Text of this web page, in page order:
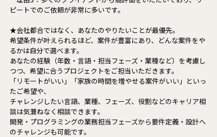
ピートでのご依頼が非常に多いです。
★会社都合ではなく、あなたのやりたいことが最優先。
希望条件が叶えられるほど、案件が豊富にあり、どんな案件をや
るかは自分で選べます。
あなたの経験（年数・言語・担当フェーズ・業種など）を考慮し
つつ、希望に合うプロジェクトをご担当いただきます。
「リモートがいい」「家族の時間を増やせる案件がいい」といっ
たご希望や、
チャレンジしたい言語、業種、フェーズ、役割などのキャリア相
談は気兼ねなく相談できます。
開発・プログラミングの業務担当フェーズから要件定義・設計へ
のチャレンジも可能です。